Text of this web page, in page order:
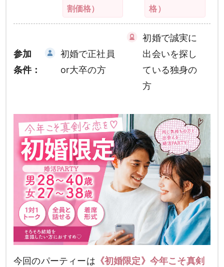
割価格）
格）
参加
条件：
初婚で正社員
or大卒の方
初婚で誠実に
出会いを探し
ている独身の
方
今回のパーティーは 《初婚限定》今年こそ真剣